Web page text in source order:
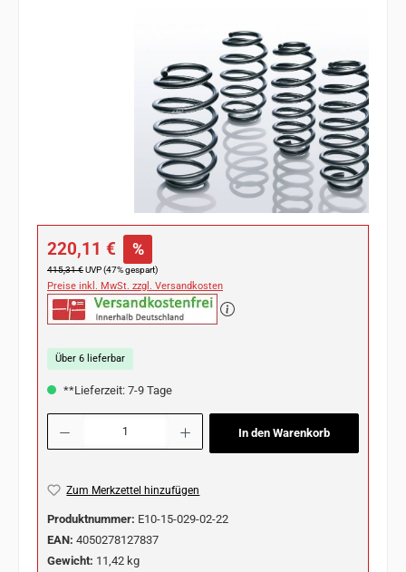
Verkaufspreis:
220,11 € %
Regulärer Preis:
415,31 €UVP (47% gespart)
Preise inkl. MwSt. zzgl. Versandkosten
Über 6 lieferbar
**Lieferzeit: 7-9 Tage
Produkt Anzahl: Gib den gewünschten Wert ein oder benutze die Schaltflächen
In den Warenkorb
Zum Merkzettel hinzufügen
Produktnummer: E10-15-029-02-22
EAN: 4050278127837
Gewicht: 11,42 kg